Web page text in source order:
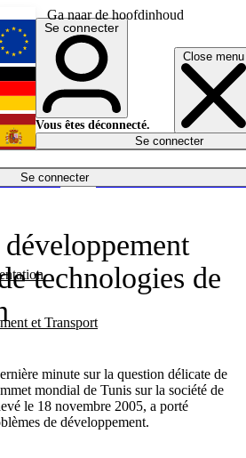
Ga naar de hoofdinhoud
Close menu
Se connecter
et Transport
Économie
English
Deutsch
Español
Se connecter
Vous êtes déconnecté.
Se connecter
technologies de
minute sur la question délicate de
mondial de Tunis sur la société de
le 18 novembre 2005, a porté
de développement.